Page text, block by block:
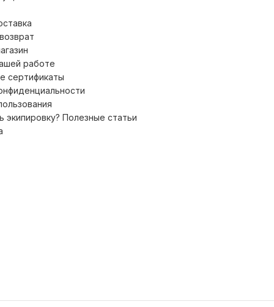
работе
сертификаты
экипировку? Полезные статьи